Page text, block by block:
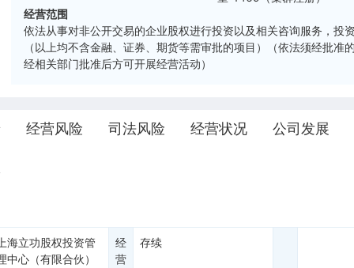
经营范围
依法从事对非公开交易的企业股权进行投资以及相关咨询服务，投
（以上均不含金融、证券、期货等需审批的项目）（依法须经批准
经相关部门批准后方可开展经营活动）
经营风险 司法风险 经营状况 公司发展
海立功股权投资管
中心（有限合伙）
经
营
存续